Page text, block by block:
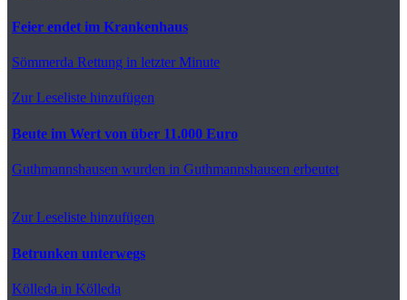
Feier endet im Krankenhaus
Sömmerda Rettung in letzter Minute
Zur Leseliste hinzufügen
Beute im Wert von über 11.000 Euro
Guthmannshausen wurden in Guthmannshausen erbeutet
Zur Leseliste hinzufügen
Betrunken unterwegs
Kölleda in Kölleda